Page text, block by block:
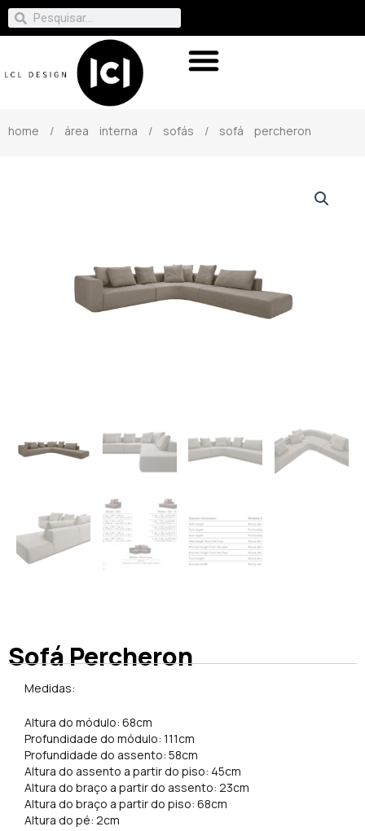
home / área interna / sofás / sofá percheron
Sofá Percheron
Medidas:
Altura do módulo: 68cm
Profundidade do módulo: 111cm
Profundidade do assento: 58cm
Altura do assento a partir do piso: 45cm
Altura do braço a partir do assento: 23cm
Altura do braço a partir do piso: 68cm
Altura do pé: 2cm